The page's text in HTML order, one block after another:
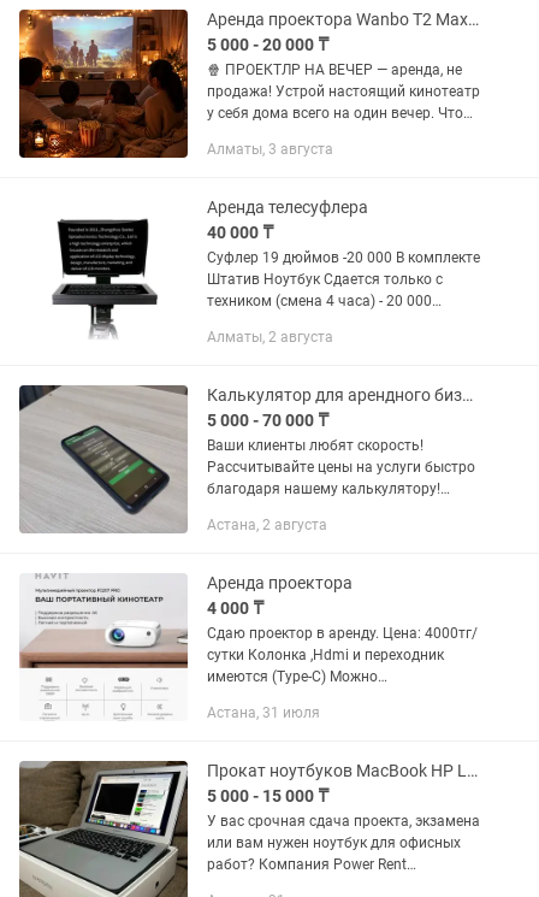
Аренда проектора Wanbo T2 Max JBL (не продажа)
5 000 - 20 000 ₸
🍿 ПРОЕКТЛР НА ВЕЧЕР — аренда, не
продажа! Устрой настоящий кинотеатр
у себя дома всего на один вечер. Что
колонка JBL Clip 5 — от 10 000 тг/сутки
Алматы, 3 августа
Аренда телесуфлера
40 000 ₸
Суфлер 19 дюймов -20 000 В комплекте
Штатив Ноутбук Сдается только с
техником (смена 4 часа) - 20 000
комплекте) Доставка по городу
Алматы, 2 августа
Калькулятор для арендного бизнеса
5 000 - 70 000 ₸
Ваши клиенты любят скорость!
Рассчитывайте цены на услуги быстро
благодаря нашему калькулятору!
человека 70.000 тг. - Неограниченное
Астана, 2 августа
Аренда проектора
4 000 ₸
Сдаю проектор в аренду. Цена: 4000тг/
сутки Колонка ,Hdmi и переходник
имеются (Type-C) Можно
ноутбук. В проекторе также есть
Астана, 31 июля
Прокат ноутбуков MacBook HP Lenovo Xiomi аренда компьютера ноут
5 000 - 15 000 ₸
У вас срочная сдача проекта, экзамена
или вам нужен ноутбук для офисных
работ? Компания Power Rent